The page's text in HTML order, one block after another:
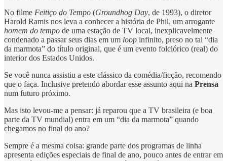
No filme Feitiço do Tempo (Groundhog Day, de 1993), o diretor
Harold Ramis nos leva a conhecer a história de Phil, um arrogante
homem do tempo de uma estação de TV local, inexplicavelmente
condenado a passar seus dias em um loop infinito, preso no tal “dia
da marmota” do título original, que é um evento folclórico (real) do
interior dos Estados Unidos.
Se você nunca assistiu a este clássico da comédia/ficção, recomendo
que o faça. Inclusive pretendo abordar esse assunto aqui na Prensa
num futuro próximo.
Mas isto levou-me a pensar: já reparou que a TV brasileira (e boa
parte da TV mundial) entra em um “dia da marmota” quando
chegamos no final do ano?
Sempre é a mesma coisa: grande parte dos programas de linha
apresenta edições especiais de final de ano, pouco antes de entrar em